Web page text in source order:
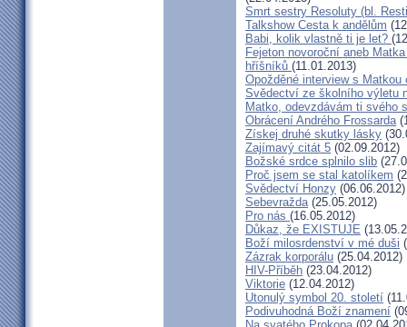
Smrt sestry Resoluty (bl.
Talkshow Cesta k andělům
Babi, kolik vlastně ti je let?
Fejeton novoroční aneb
hříšníků (11.01.2013)
Opožděné interview s
Svědectví ze školního výletu
Matko, odevzdávám ti svého
Obrácení Andrého Frossarda
Získej druhé skutky lásky
Zajímavý citát 5 (02.09.2012)
Božské srdce splnilo slib
Proč jsem se stal katolíkem
Svědectví Honzy (06.06.2012)
Sebevražda (25.05.2012)
Pro nás (16.05.2012)
Důkaz, že EXISTUJE
Boží milosrdenství v mé duši
Zázrak korporálu (25.04.2012)
HIV-Příběh (23.04.2012)
Viktorie (12.04.2012)
Utonulý symbol 20. století
Podivuhodná Boží znamení